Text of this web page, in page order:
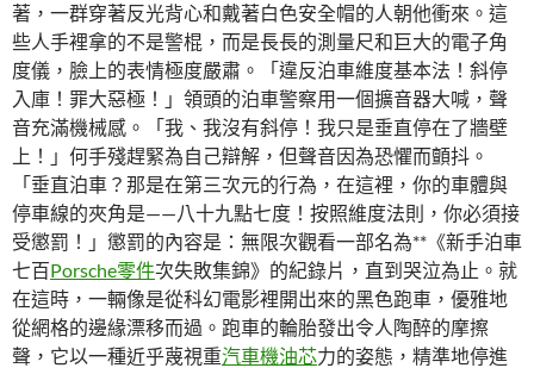
著，一群穿著反光背心和戴著白色安全帽的人朝他衝來。這
些人手裡拿的不是警棍，而是長長的測量尺和巨大的電子角
度儀，臉上的表情極度嚴肅。「違反泊車維度基本法！斜停
入庫！罪大惡極！」領頭的泊車警察用一個擴音器大喊，聲
音充滿機械感。「我、我沒有斜停！我只是垂直停在了牆壁
上！」何手殘趕緊為自己辯解，但聲音因為恐懼而顫抖。
「垂直泊車？那是在第三次元的行為，在這裡，你的車體與
停車線的夾角是——八十九點七度！按照維度法則，你必須接
受懲罰！」懲罰的內容是：無限次觀看一部名為**《新手泊車
七百Porsche零件次失敗集錦》的紀錄片，直到哭泣為止。就
在這時，一輛像是從科幻電影裡開出來的黑色跑車，優雅地
從網格的邊緣漂移而過。跑車的輪胎發出令人陶醉的摩擦
聲，它以一種近乎蔑視重汽車機油芯力的姿態，精準地停進